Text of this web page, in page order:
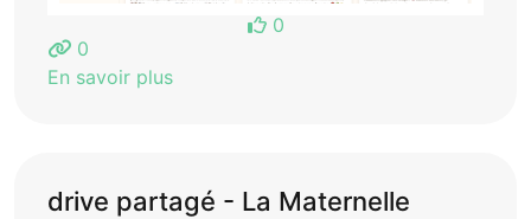
0
0
En savoir plus
drive partagé - La Maternelle